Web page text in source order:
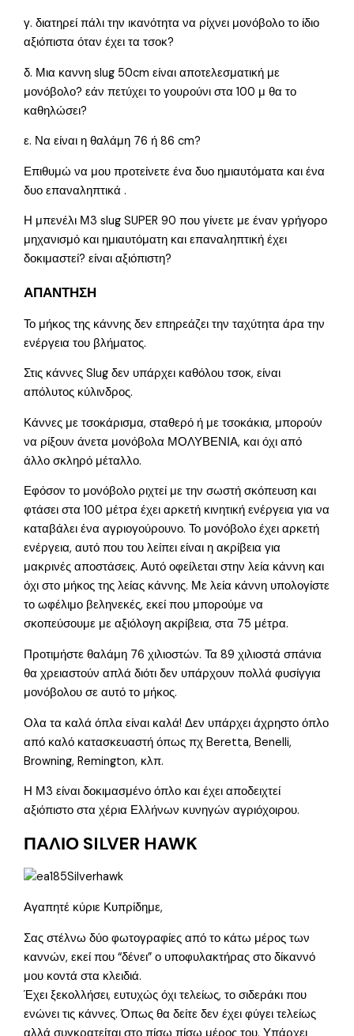
γ. διατηρεί πάλι την ικανότητα να ρίχνει μονόβολο το ίδιο
αξιόπιστα όταν έχει τα τσοκ?
δ. Μια καννη slug 50cm είναι αποτελεσματική με
μονόβολο? εάν πετύχει το γουρούνι στα 100 μ θα το
καθηλώσει?
ε. Να είναι η θαλάμη 76 ή 86 cm?
Επιθυμώ να μου προτείνετε ένα δυο ημιαυτόματα και ένα
δυο επαναληπτικά .
Η μπενέλι Μ3 slug SUPER 90 που γίνετε με έναν γρήγορο
μηχανισμό και ημιαυτόματη και επαναληπτική έχει
δοκιμαστεί? είναι αξιόπιστη?
ΑΠΑΝΤΗΣΗ
Το μήκος της κάννης δεν επηρεάζει την ταχύτητα άρα την
ενέργεια του βλήματος.
Στις κάννες Slug δεν υπάρχει καθόλου τσοκ, είναι
απόλυτος κύλινδρος.
Κάννες με τσοκάρισμα, σταθερό ή με τσοκάκια, μπορούν
να ρίξουν άνετα μονόβολα ΜΟΛΥΒΕΝΙΑ, και όχι από
άλλο σκληρό μέταλλο.
Εφόσον το μονόβολο ριχτεί με την σωστή σκόπευση και
φτάσει στα 100 μέτρα έχει αρκετή κινητική ενέργεια για να
καταβάλει ένα αγριογούρουνο. Το μονόβολο έχει αρκετή
ενέργεια, αυτό που του λείπει είναι η ακρίβεια για
μακρινές αποστάσεις. Αυτό οφείλεται στην λεία κάννη και
όχι στο μήκος της λείας κάννης. Με λεία κάννη υπολογίστε
το ωφέλιμο βεληνεκές, εκεί που μπορούμε να
σκοπεύσουμε με αξιόλογη ακρίβεια, στα 75 μέτρα.
Προτιμήστε θαλάμη 76 χιλιοστών. Τα 89 χιλιοστά σπάνια
θα χρειαστούν απλά διότι δεν υπάρχουν πολλά φυσίγγια
μονόβολου σε αυτό το μήκος.
Ολα τα καλά όπλα είναι καλά! Δεν υπάρχει άχρηστο όπλο
από καλό κατασκευαστή όπως πχ Beretta, Benelli,
Browning, Remington, κλπ.
Η Μ3 είναι δοκιμασμένο όπλο και έχει αποδειχτεί
αξιόπιστο στα χέρια Ελλήνων κυνηγών αγριόχοιρου.
ΠΑΛΙΟ SILVER HAWK
Αγαπητέ κύριε Κυπρίδημε,
Σας στέλνω δύο φωτογραφίες από το κάτω μέρος των
καννών, εκεί που “δένει” ο υποφυλακτήρας στο δίκαννό
μου κοντά στα κλειδιά.
Έχει ξεκολλήσει, ευτυχώς όχι τελείως, το σιδεράκι που
ενώνει τις κάννες. Όπως θα δείτε δεν έχει φύγει τελείως
αλλά συγκρατείται στο πίσω πίσω μέρος του. Υπάρχει